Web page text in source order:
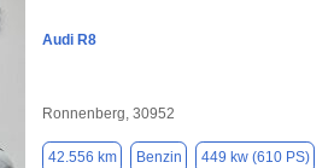
Audi R8
Ronnenberg, 30952
42.556 km Benzin 449 kw (610 PS)